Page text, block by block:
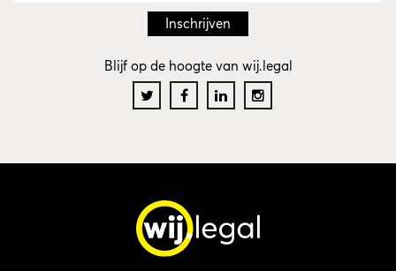
Blijf op de hoogte van wij.legal